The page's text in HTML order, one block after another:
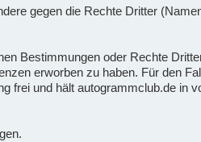
gegen die Rechte Dritter
Bestimmungen oder Rechte
erworben zu haben. Für den
frei und hält autogrammclub.de in